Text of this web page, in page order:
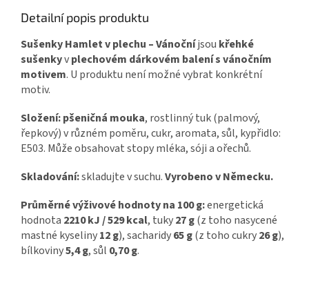
Detailní popis produktu
Sušenky Hamlet v plechu – Vánočníjsou křehké
sušenkyvplechovém dárkovém balení s vánočním
motivem. U produktu není možné vybrat konkrétní
motiv.
Složení:pšeničná mouka, rostlinný tuk (palmový,
řepkový) v různém poměru, cukr, aromata, sůl, kypřidlo:
E503. Může obsahovat stopy mléka, sóji a ořechů.
Skladování:skladujte v suchu.Vyrobeno v Německu.
Průměrné výživové hodnoty na 100 g:energetická
hodnota 2210 kJ / 529 kcal, tuky27 g(z toho nasycené
mastné kyseliny12 g), sacharidy65 g(z toho cukry26 g),
bílkoviny5,4 g, sůl 0,70 g.